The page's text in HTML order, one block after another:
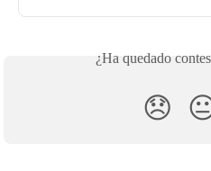
¿Ha quedado
😞